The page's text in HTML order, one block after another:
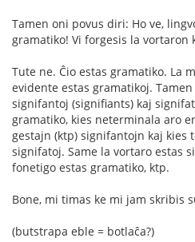
Tamen oni povus diri: Ho ve,
gramatiko! Vi forgesis la vortaron
Tute ne. Ĉio estas gramatiko. La
evidente estas gramatikoj.
signifantoj (signifiants) kaj
gramatiko, kies neterminala aro
gestajn (ktp) signifantojn kaj kies
signifatoj. Same la vortaro estas
fonetigo estas gramatiko, ktp.
Bone, mi timas ke mi jam skribis
(butstrapa eble = botlaĉa?)